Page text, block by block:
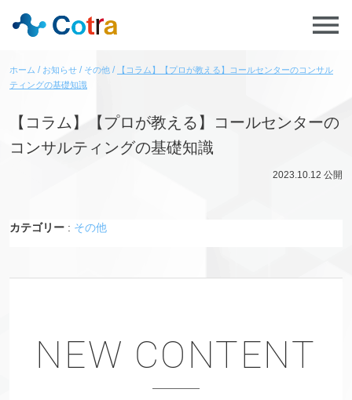
ホーム お知らせ その他
【コラム】【プロが教える】コールセンターのコンサル
ティングの基礎知識
【コラム】【プロが教える】コールセンターの
コンサルティングの基礎知識
2023.10.12 公開
カテゴリー : その他